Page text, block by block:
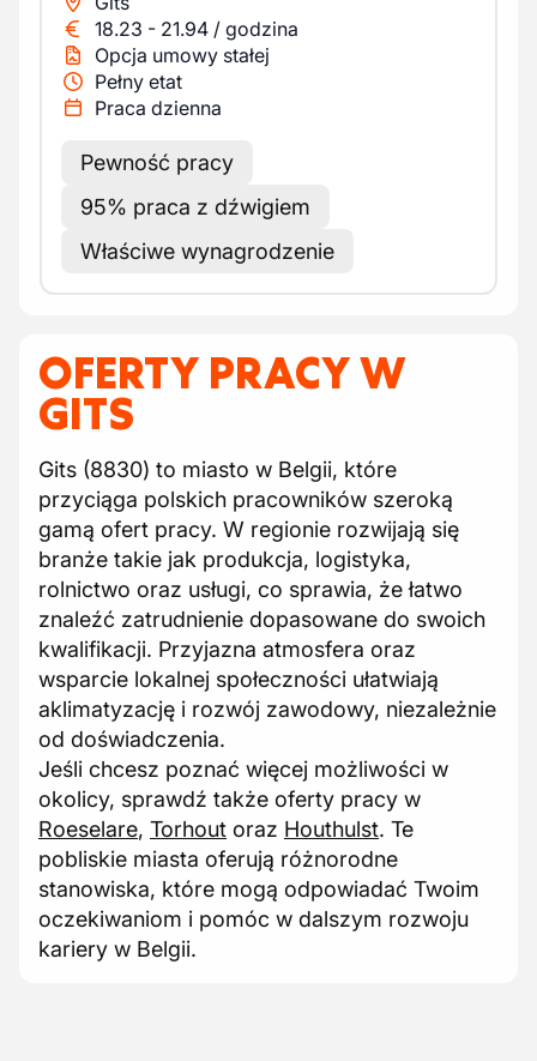
18.23 - 21.94 / godzina
Opcja umowy stałej
Pełny etat
Praca dzienna
Pewność pracy
95% praca z dźwigiem
Właściwe wynagrodzenie
OFERTY PRACY W
GITS
Gits (8830) to miasto w Belgii, które
przyciąga polskich pracowników szeroką
gamą ofert pracy. W regionie rozwijają się
branże takie jak produkcja, logistyka,
rolnictwo oraz usługi, co sprawia, że łatwo
znaleźć zatrudnienie dopasowane do swoich
kwalifikacji. Przyjazna atmosfera oraz
wsparcie lokalnej społeczności ułatwiają
aklimatyzację i rozwój zawodowy, niezależnie
od doświadczenia.
Jeśli chcesz poznać więcej możliwości w
okolicy, sprawdź także oferty pracy w
Roeselare, Torhout oraz Houthulst. Te
pobliskie miasta oferują różnorodne
stanowiska, które mogą odpowiadać Twoim
oczekiwaniom i pomóc w dalszym rozwoju
kariery w Belgii.